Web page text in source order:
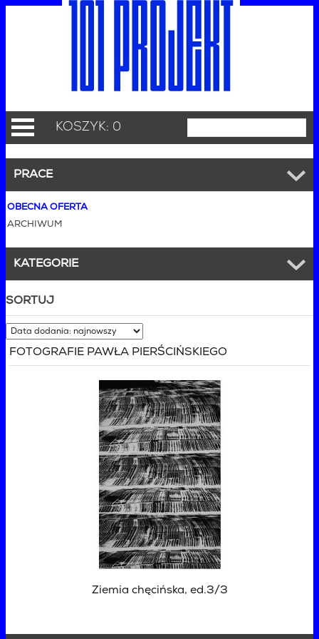
KOSZYK: 0
PRACE
OBECNA OFERTA
ARCHIWUM
KATEGORIE
SORTUJ
FOTOGRAFIE PAWŁA PIERŚCIŃSKIEGO
Ziemia chęcińska, ed.3/3